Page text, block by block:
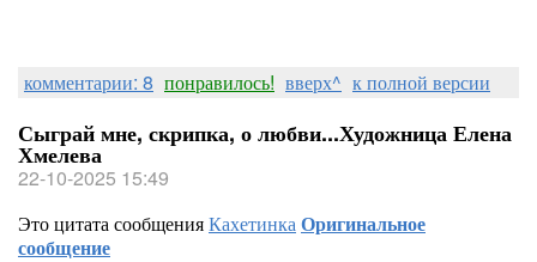
комментарии: 8 понравилось! вверх^ к полной версии
Сыграй мне, скрипка, о любви...Художница Елена
Хмелева
22-10-2025 15:49
Это цитата сообщенияКахетинкаОригинальное
сообщение